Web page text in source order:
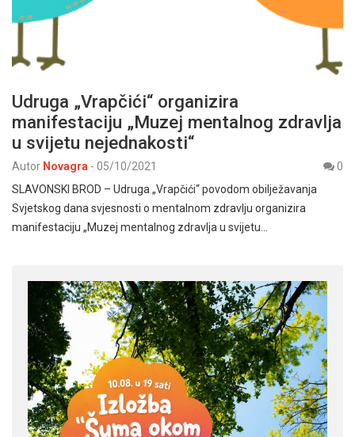
Udruga „Vrapčići“ organizira
manifestaciju „Muzej mentalnog zdravlja
u svijetu nejednakosti“
Autor Novagra - 05/10/2021
0
SLAVONSKI BROD – Udruga „Vrapčići“ povodom obilježavanja
Svjetskog dana svjesnosti o mentalnom zdravlju organizira
manifestaciju „Muzej mentalnog zdravlja u svijetu…